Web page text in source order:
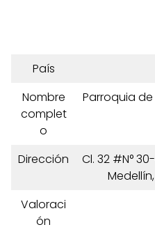
País
Nombre
complet
o
Parroquia
Dirección
Cl. 32 #N°
Valoraci
ón